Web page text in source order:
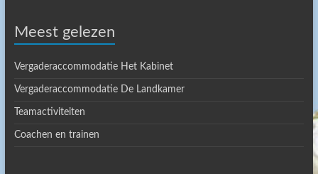
Meest gelezen
Vergaderaccommodatie Het Kabinet
Vergaderaccommodatie De Landkamer
Teamactiviteiten
Coachen en trainen